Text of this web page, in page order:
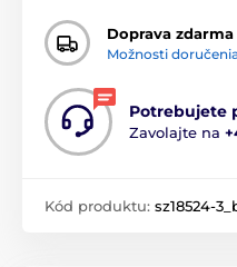
Doprava zdarma
Možnosti doručenia
Potrebujete
Zavolajte na
Kód produktu: sz18524-